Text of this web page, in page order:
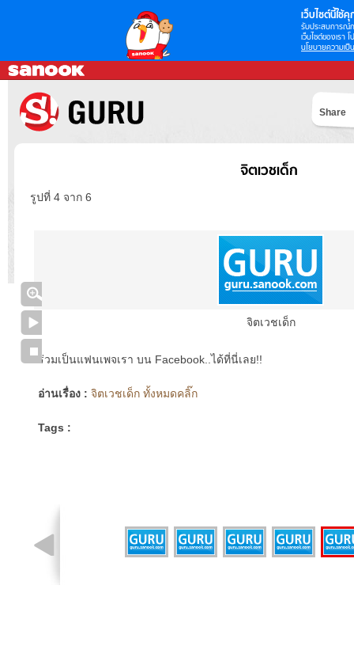
เว็บไซต์นี้ใช้คุ
รับประสบการณ์
เว็บไซต์ของเรา
นโยบายความเป็
Share
จิตเวชเด็ก
รูปที่ 4 จาก 6
จิตเวชเด็ก
ร่วมเป็นแฟนเพจเรา บน Facebook..ได้ที่นี่เลย!!
อ่านเรื่อง : จิตเวชเด็ก ทั้งหมดคลิ๊ก
Tags :